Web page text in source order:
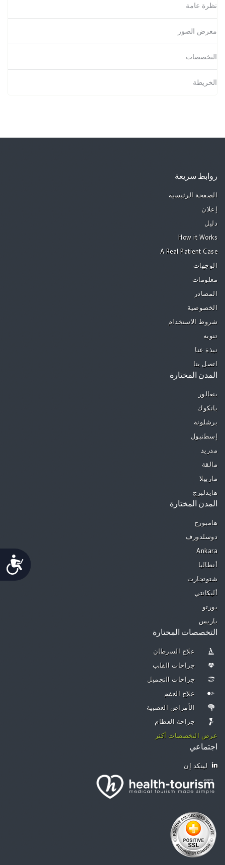
Accessibility
نظرة عامة
معرض الصور
التخصصات
الخريطة
روابط سريعة
الصفحة الرئيسية
إعلان
دليل
How it Works
A Real Patient Case
الوجهات
معلومات
المصادر
الخصوصية
شروط الاستخدام
تنويه
نبذة عنا
اتصل بنا
المدن المختارة
بنغالور
بانكوك
برشلونة
إسطنبول
مدريد
مالقة
ماربيلا
هايدلبرج
المدن المختارة
هامبورج
دوسلدورف
Ankara
أنطاليا
شتوتجارت
أليكانتي
بورتو
باريس
التخصصات المختارة
علاج السرطان
جراحات القلب
جراحات التجميل
علاج العقم
الأمراض العصبية
جراحة العظام
عرض التخصصات أكثر
اجتماعي
لينكد إن